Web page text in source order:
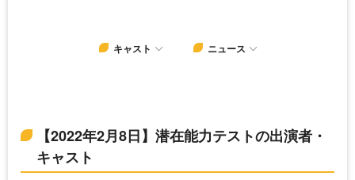
キャスト ニュース
【2022年2月8日】潜在能力テストの出演者・
キャスト